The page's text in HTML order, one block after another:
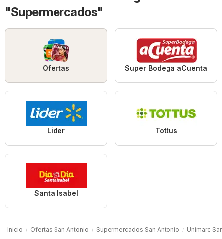
"Supermercados"
Ofertas Super Bodega aCuenta
Lider Tottus
Santa Isabel
Inicio Ofertas San Antonio Supermercados San Antonio Unimarc